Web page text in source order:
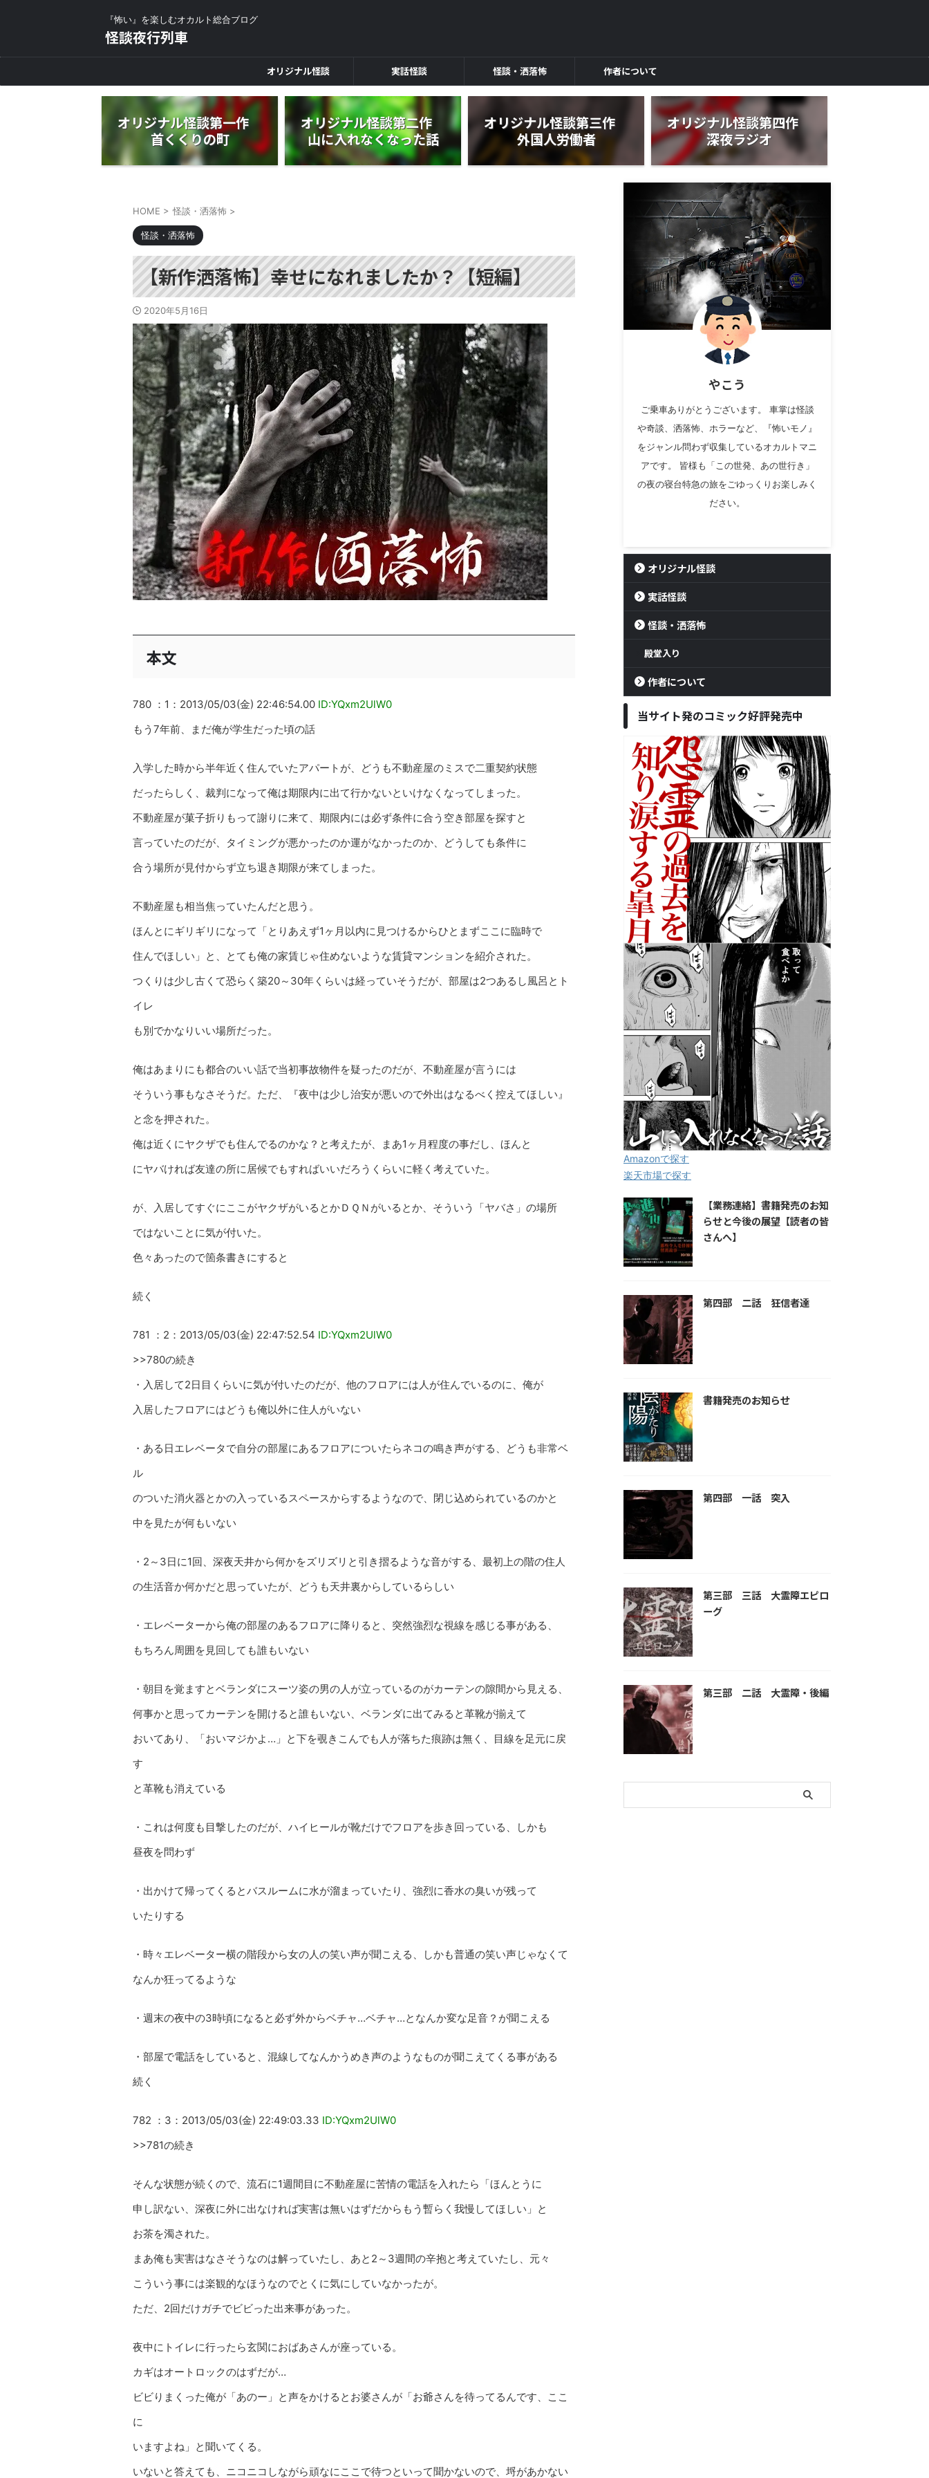
『怖い』を楽しむオカルト総合ブログ
怪談夜行列車
オリジナル怪談 実話怪談 怪談・洒落怖 作者について
オリジナル怪談第一作
首くくりの町
オリジナル怪談第二作
山に入れなくなった話
オリジナル怪談第三作
外国人労働者
オリジナル怪談第四作
深夜ラジオ
HOME > 怪談・洒落怖 >
怪談・洒落怖
【新作洒落怖】幸せになれましたか？【短編】
2020年5月16日
本文
780 ：1：2013/05/03(金) 22:46:54.00 ID:YQxm2UlW0
もう7年前、まだ俺が学生だった頃の話
入学した時から半年近く住んでいたアパートが、どうも不動産屋のミスで二重契約状態
だったらしく、裁判になって俺は期限内に出て行かないといけなくなってしまった。
不動産屋が菓子折りもって謝りに来て、期限内には必ず条件に合う空き部屋を探すと
言っていたのだが、タイミングが悪かったのか運がなかったのか、どうしても条件に
合う場所が見付からず立ち退き期限が来てしまった。
不動産屋も相当焦っていたんだと思う。
ほんとにギリギリになって「とりあえず1ヶ月以内に見つけるからひとまずここに臨時で
住んでほしい」と、とても俺の家賃じゃ住めないような賃貸マンションを紹介された。
つくりは少し古くて恐らく築20～30年くらいは経っていそうだが、部屋は2つあるし風呂とト
イレ
も別でかなりいい場所だった。
俺はあまりにも都合のいい話で当初事故物件を疑ったのだが、不動産屋が言うには
そういう事もなさそうだ。ただ、『夜中は少し治安が悪いので外出はなるべく控えてほしい』
と念を押された。
俺は近くにヤクザでも住んでるのかな？と考えたが、まあ1ヶ月程度の事だし、ほんと
にヤバければ友達の所に居候でもすればいいだろうくらいに軽く考えていた。
が、入居してすぐにここがヤクザがいるとかＤＱＮがいるとか、そういう「ヤバさ」の場所
ではないことに気が付いた。
色々あったので箇条書きにすると
続く
781 ：2：2013/05/03(金) 22:47:52.54 ID:YQxm2UlW0
>>780の続き
・入居して2日目くらいに気が付いたのだが、他のフロアには人が住んでいるのに、俺が
入居したフロアにはどうも俺以外に住人がいない
・ある日エレベータで自分の部屋にあるフロアについたらネコの鳴き声がする、どうも非常ベ
ル
のついた消火器とかの入っているスペースからするようなので、閉じ込められているのかと
中を見たが何もいない
・2～3日に1回、深夜天井から何かをズリズリと引き摺るような音がする、最初上の階の住人
の生活音か何かだと思っていたが、どうも天井裏からしているらしい
・エレベーターから俺の部屋のあるフロアに降りると、突然強烈な視線を感じる事がある、
もちろん周囲を見回しても誰もいない
・朝目を覚ますとベランダにスーツ姿の男の人が立っているのがカーテンの隙間から見える、
何事かと思ってカーテンを開けると誰もいない、ベランダに出てみると革靴が揃えて
おいてあり、「おいマジかよ…」と下を覗きこんでも人が落ちた痕跡は無く、目線を足元に戻
す
と革靴も消えている
・これは何度も目撃したのだが、ハイヒールが靴だけでフロアを歩き回っている、しかも
昼夜を問わず
・出かけて帰ってくるとバスルームに水が溜まっていたり、強烈に香水の臭いが残って
いたりする
・時々エレベーター横の階段から女の人の笑い声が聞こえる、しかも普通の笑い声じゃなくて
なんか狂ってるような
・週末の夜中の3時頃になると必ず外からベチャ…ベチャ…となんか変な足音？が聞こえる
・部屋で電話をしていると、混線してなんかうめき声のようなものが聞こえてくる事がある
続く
782 ：3：2013/05/03(金) 22:49:03.33 ID:YQxm2UlW0
>>781の続き
そんな状態が続くので、流石に1週間目に不動産屋に苦情の電話を入れたら「ほんとうに
申し訳ない、深夜に外に出なければ実害は無いはずだからもう暫らく我慢してほしい」と
お茶を濁された。
まあ俺も実害はなさそうなのは解っていたし、あと2～3週間の辛抱と考えていたし、元々
こういう事には楽観的なほうなのでとくに気にしていなかったが。
ただ、2回だけガチでビビった出来事があった。
夜中にトイレに行ったら玄関におばあさんが座っている。
カギはオートロックのはずだが…
ビビりまくった俺が「あのー」と声をかけるとお婆さんが「お爺さんを待ってるんです、ここ
に
いますよね」と聞いてくる。
いないと答えても、ニコニコしながら頑なにここで待つといって聞かないので、埒があかない
やこう
ご乗車ありがとうございます。 車掌は怪談
や奇談、洒落怖、ホラーなど、『怖いモノ』
をジャンル問わず収集しているオカルトマニ
アです。 皆様も「この世発、あの世行き」
の夜の寝台特急の旅をごゆっくりお楽しみく
ださい。
オリジナル怪談
実話怪談
怪談・洒落怖
殿堂入り
作者について
当サイト発のコミック好評発売中
Amazonで探す
楽天市場で探す
【業務連絡】書籍発売のお知
らせと今後の展望【読者の皆
さんへ】
第四部 二話 狂信者達
書籍発売のお知らせ
第四部 一話 突入
第三部 三話 大霊障エピロ
ーグ
第三部 二話 大霊障・後編